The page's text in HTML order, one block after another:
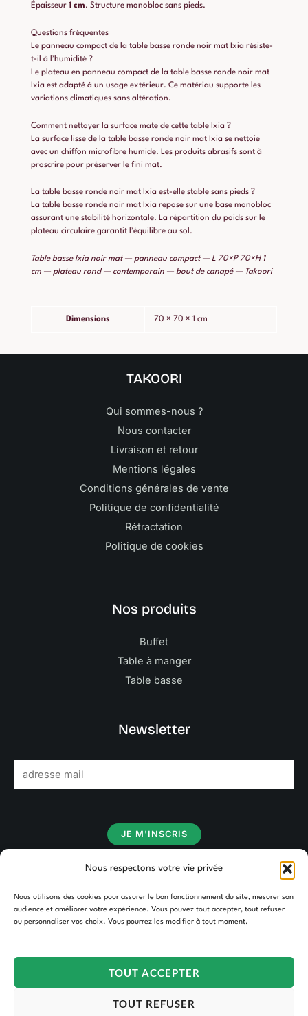
Nous respectons votre vie privée
Nous utilisons des cookies pour assurer le bon fonctionnement du site, mesurer son
audience et améliorer votre expérience. Vous pouvez tout accepter, tout refuser
ou personnaliser vos choix. Vous pourrez les modifier à tout moment.
TOUT ACCEPTER
TOUT REFUSER
Épaisseur 1 cm. Structure monobloc sans pieds.
Questions fréquentes
Le panneau compact de la table basse ronde noir mat Ixia résiste-
t-il à l’humidité ?
Le plateau en panneau compact de la table basse ronde noir mat
Ixia est adapté à un usage extérieur. Ce matériau supporte les
variations climatiques sans altération.
Comment nettoyer la surface mate de cette table Ixia ?
La surface lisse de la table basse ronde noir mat Ixia se nettoie
avec un chiffon microfibre humide. Les produits abrasifs sont à
proscrire pour préserver le fini mat.
La table basse ronde noir mat Ixia est-elle stable sans pieds ?
La table basse ronde noir mat Ixia repose sur une base monobloc
assurant une stabilité horizontale. La répartition du poids sur le
plateau circulaire garantit l’équilibre au sol.
Table basse Ixia noir mat — panneau compact — L 70×P 70×H 1
cm — plateau rond — contemporain — bout de canapé — Takoori
Dimensions 70 × 70 × 1 cm
TAKOORI
Qui sommes-nous ?
Nous contacter
Livraison et retour
Mentions légales
Conditions générales de vente
Politique de confidentialité
Rétractation
Politique de cookies
Nos produits
Buffet
Table à manger
Table basse
Newsletter
m
JE M'INSCRIS